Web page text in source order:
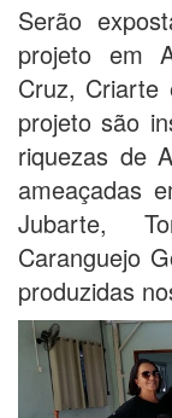
Serão
projeto em
Cruz, Criarte
projeto são
riquezas de
ameaçadas
Jubarte,
Caranguejo
produzidas